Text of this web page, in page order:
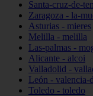
Santa-cruz-de-
Zaragoza - la-
Asturias - mieres
Melilla - melilla
Las-palmas -
Alicante - alcoi
Valladolid -
León - valencia-
Toledo - toledo